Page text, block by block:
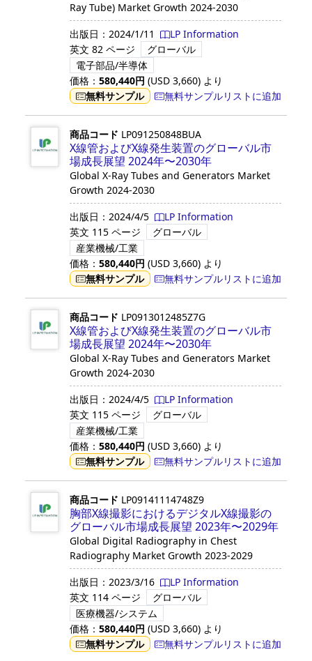
Ray Tube) Market Growth 2024-2030
出版日： 2024/1/11
LP Information
英文 82 ページ
グローバル
電子部品/半導体
価格： 580,440円 (USD 3,660) より
無料サンプル
無料サンプルリストに追加
商品コード LP091250848BUA
X線管およびX線発生装置のグローバル市
場成長展望 2024年〜2030年
Global X-Ray Tubes and Generators Market
Growth 2024-2030
出版日： 2024/4/5
LP Information
英文 115 ページ
グローバル
産業機械/工業
価格： 580,440円 (USD 3,660) より
無料サンプル
無料サンプルリストに追加
商品コード LP0913012485Z7G
X線管およびX線発生装置のグローバル市
場成長展望 2024年〜2030年
Global X-Ray Tubes and Generators Market
Growth 2024-2030
出版日： 2024/4/5
LP Information
英文 115 ページ
グローバル
産業機械/工業
価格： 580,440円 (USD 3,660) より
無料サンプル
無料サンプルリストに追加
商品コード LP09141114748Z9
胸部X線撮影におけるデジタルX線撮影の
グローバル市場成長展望 2023年〜2029年
Global Digital Radiography in Chest
Radiography Market Growth 2023-2029
出版日： 2023/3/16
LP Information
英文 114 ページ
グローバル
医療機器/システム
価格： 580,440円 (USD 3,660) より
無料サンプル
無料サンプルリストに追加